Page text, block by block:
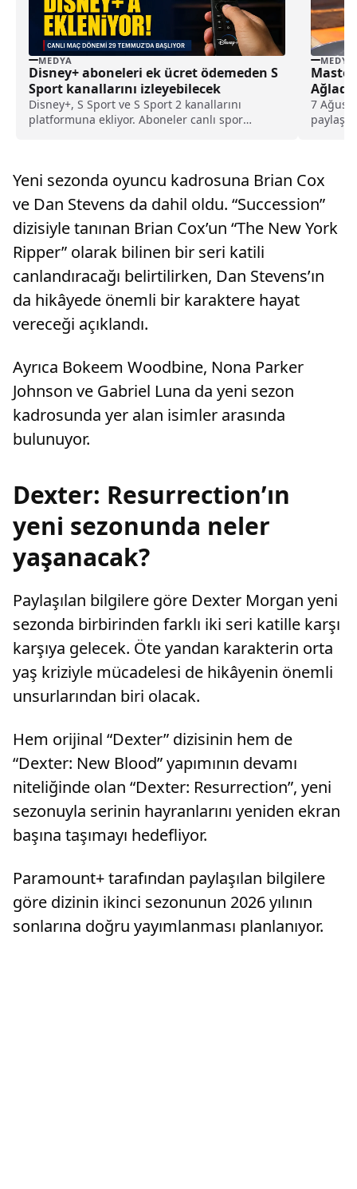
MEDYA
Disney+ aboneleri ek ücret ödemeden S
Sport kanallarını izleyebilecek
Disney+, S Sport ve S Sport 2 kanallarını
platformuna ekliyor. Aboneler canlı spor
MEDYA
Ağladı?
7
Yeni sezonda oyuncu kadrosuna Brian Cox
ve Dan Stevens da dahil oldu. “Succession”
dizisiyle tanınan Brian Cox’un “The New York
Ripper” olarak bilinen bir seri katili
canlandıracağı belirtilirken, Dan Stevens’ın
da hikâyede önemli bir karaktere hayat
vereceği açıklandı.
Ayrıca Bokeem Woodbine, Nona Parker
Johnson ve Gabriel Luna da yeni sezon
kadrosunda yer alan isimler arasında
bulunuyor.
Dexter: Resurrection’ın
yeni sezonunda neler
yaşanacak?
Paylaşılan bilgilere göre Dexter Morgan yeni
sezonda birbirinden farklı iki seri katille karşı
karşıya gelecek. Öte yandan karakterin orta
yaş kriziyle mücadelesi de hikâyenin önemli
unsurlarından biri olacak.
Hem orijinal “Dexter” dizisinin hem de
“Dexter: New Blood” yapımının devamı
niteliğinde olan “Dexter: Resurrection”, yeni
sezonuyla serinin hayranlarını yeniden ekran
başına taşımayı hedefliyor.
Paramount+ tarafından paylaşılan bilgilere
göre dizinin ikinci sezonunun 2026 yılının
sonlarına doğru yayımlanması planlanıyor.